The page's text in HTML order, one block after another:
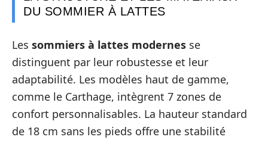
DU SOMMIER À LATTES
Les sommiers à lattes modernes se
distinguent par leur robustesse et leur
adaptabilité. Les modèles haut de gamme,
comme le Carthage, intègrent 7 zones de
confort personnalisables. La hauteur standard
de 18 cm sans les pieds offre une stabilité